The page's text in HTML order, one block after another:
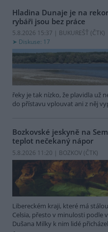
Hladina Dunaje je na
rybáři jsou bez práce
5.8.2026 15:37 | BUKUREŠŤ (ČTK)
Diskuse: 17
řeky je tak nízko, že plavidla už
do přístavu vplouvat ani z něj
Bozkovské jeskyně na
teplot nečekaný nápor
5.8.2026 11:20 | BOZKOV (ČTK)
Libereckém kraji, které má
Celsia, přesto v minulosti podle
Dušana Milky k nim lidé